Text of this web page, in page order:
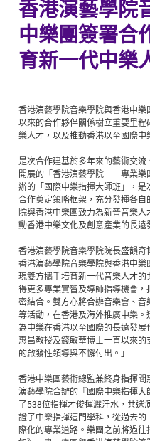
香港演藝學院
中樂團簽署合
育新一代中樂
香港演藝學院音樂學院與香港中
以來的合作夥伴關係樹立重要里
樂人才，以及推動香港以至國際中
是次合作建基於多年來的藝術交
開展的「香港演藝學院 —— 專業
辦的「國際中樂指揮大師班」，
合作奠定策略框架，充分發揮各
院與香港中樂團致力為新晉音樂
動香港中樂文化及創意產業的長遠
香港演藝學院音樂學院院長盛韻
香港演藝學院音樂學院與香港中
現雙方攜手培育新一代音樂人才
得更多專業實習及導師指導機會
密結合。雙方亦將合辦音樂會、
等活動，在香港及海外推廣中樂。
為中樂在香港以至國際的長遠發
惠昌教授及錢敏華博士一直以來
的啟發性領導與不懈付出。」
香港中樂團藝術總監兼終身指揮
演藝學院合辦的『國際中樂指揮
了538位指揮才俊揮灑汗水，共選
證了中樂指揮這門學科，從過去
際化的專業道路。樂團之前將過